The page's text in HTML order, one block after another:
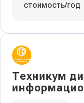
стоимость/год
Техникум